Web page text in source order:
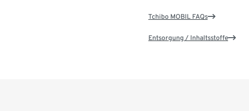
Tchibo MOBIL FAQs
Entsorgung / Inhaltsstoffe